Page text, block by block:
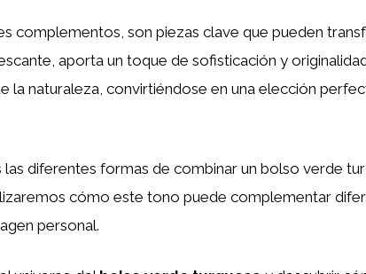
complementos, son piezas clave que pueden
aporta un toque de sofisticación y
la naturaleza, convirtiéndose en una elección
diferentes formas de combinar un bolso verde
cómo este tono puede complementar
personal.